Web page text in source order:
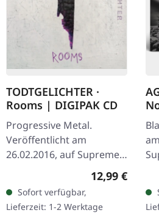
TODTGELICHTER ·
Rooms | DIGIPAK CD
Progressive Metal.
Veröffentlicht am
26.02.2016, auf Supreme
Chaos Records. Limitierte
Hinreißender Avantgarde
Black Metal mit…
Regulärer
12,99 €
Sofort verfügbar,
Lieferzeit: 1-2 Werktage